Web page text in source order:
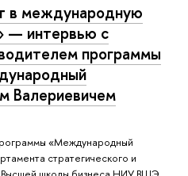
в международную
— интервью с
программы
Валериевичем
«Международный
стратегического и